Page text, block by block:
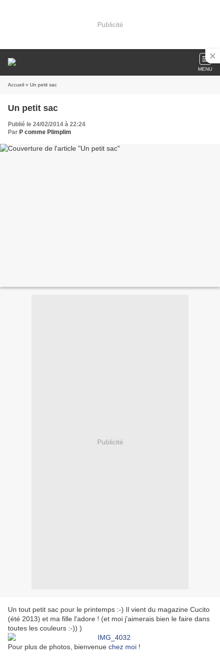
Publicité
MENU
Accueil » Un petit sac
Un petit sac
Publié le 24/02/2014 à 22:24
Par P comme Plimplim
Publicité
Un tout petit sac pour le printemps :-) Il vient du magazine Cucito
(été 2013) et ma fille l'adore ! (et moi j'aimerais bien le faire dans
toutes les couleurs :-)) )
Pour plus de photos, bienvenue chez moi !